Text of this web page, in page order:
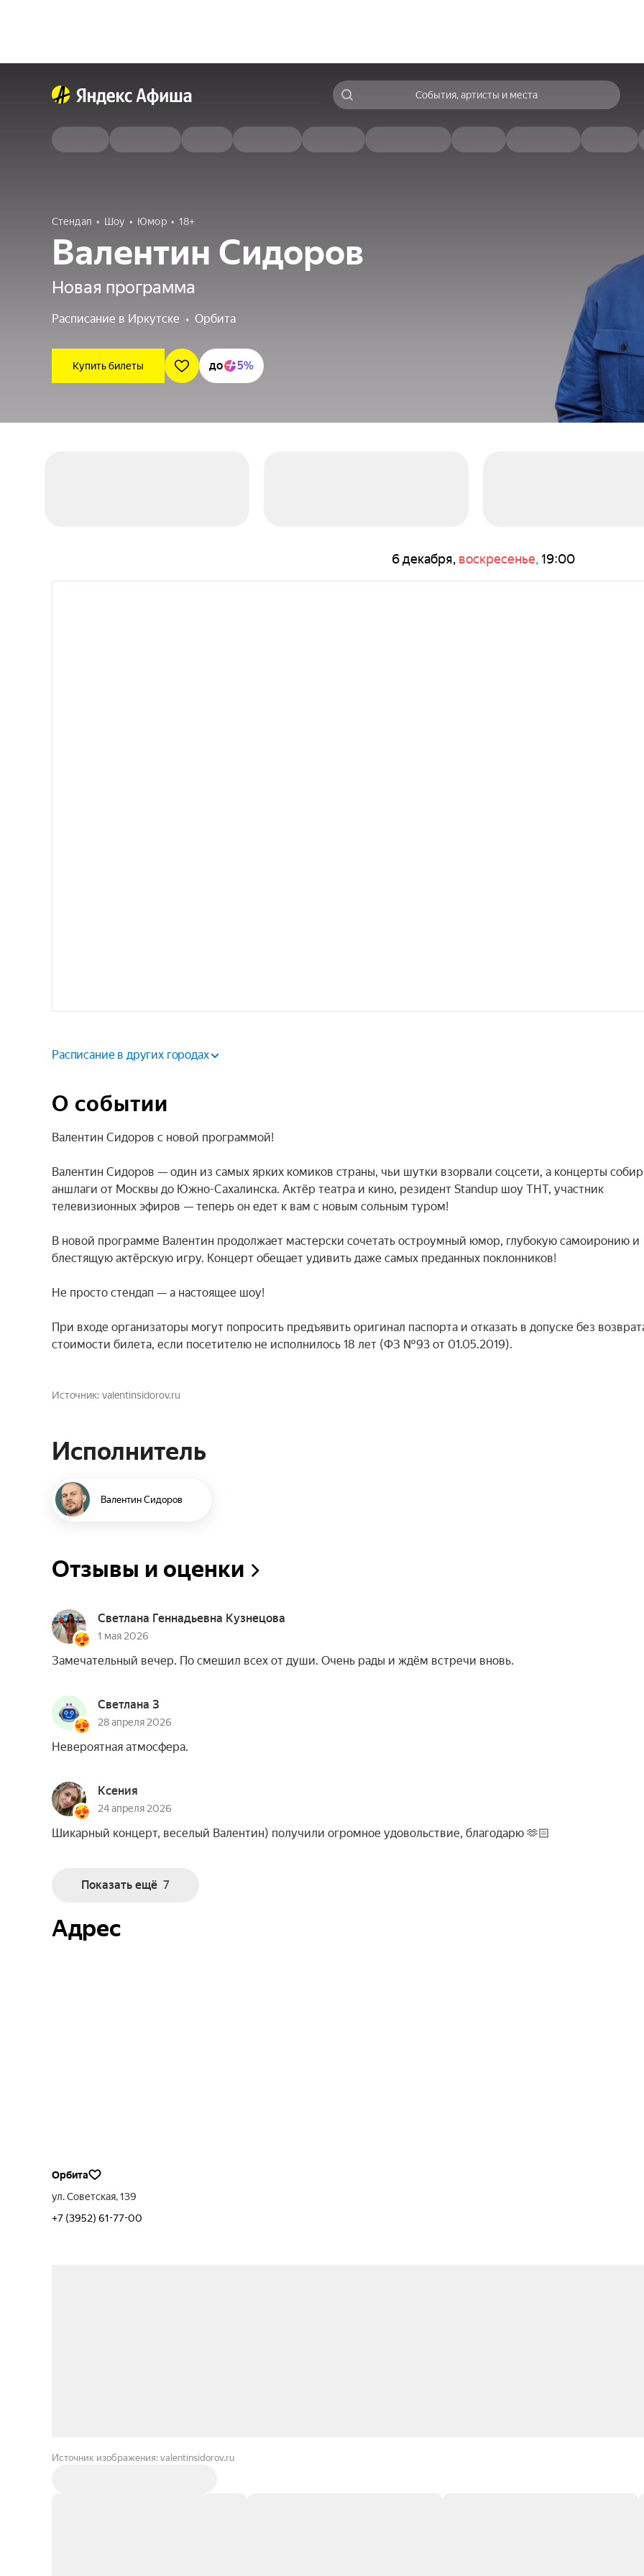
События, артисты и места
Стендап Шоу Юмор 18+
Валентин Сидоров
Новая программа
Расписание в Иркутске • Орбита
Купить билеты до 5%
6 декабря, воскресенье, 19:00
Расписание в других городах
О событии
Валентин Сидоров с новой программой!
Валентин Сидоров — один из самых ярких комиков страны, чьи шутки взорвали соцсети, а концерты
аншлаги от Москвы до Южно-Сахалинска. Актёр театра и кино, резидент Standup шоу ТНТ, участник
телевизионных эфиров — теперь он едет к вам с новым сольным туром!
В новой программе Валентин продолжает мастерски сочетать остроумный юмор, глубокую самоиронию и
блестящую актёрскую игру. Концерт обещает удивить даже самых преданных поклонников!
Не просто стендап — а настоящее шоу!
При входе организаторы могут попросить предъявить оригинал паспорта и отказать в допуске без
стоимости билета, если посетителю не исполнилось 18 лет (ФЗ №93 от 01.05.2019).
Источник valentinsidorov.ru
Исполнитель
Валентин Сидоров
Отзывы и оценки
Светлана Геннадьевна Кузнецова
1 мая 2026
Замечательный вечер. По смешил всех от души. Очень рады и ждём встречи вновь.
Светлана З
28 апреля 2026
Невероятная атмосфера.
Ксения
24 апреля 2026
Шикарный концерт, веселый Валентин) получили огромное удовольствие, благодарю 🫶🏻
Показать ещё 7
Адрес
Орбита
ул. Советская, 139
+7 (3952) 61-77-00
Источник изображения: valentinsidorov.ru